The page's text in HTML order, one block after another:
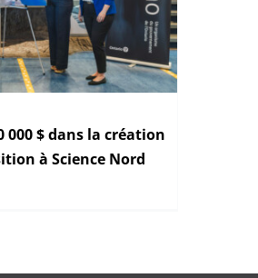
000 $ dans la création
à Science Nord